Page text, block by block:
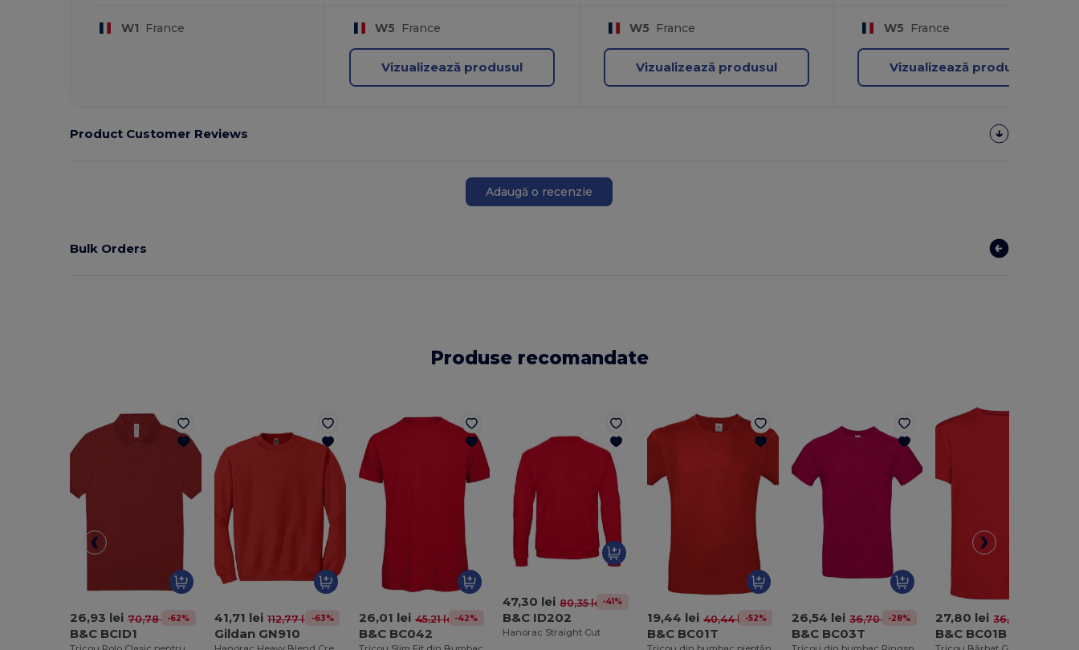
W1 France W5 France
Vizualizează produsul
W5 France
Vizualizează produsul
W5 France
Vizualizează produsul
Product Customer Reviews
Adaugă o recenzie
Bulk Orders
Produse recomandate
26,93 lei 70,78 lei-62%
B&C BCID1
41,71 lei 112,77 lei-63%
Gildan GN910
26,01 lei 45,21 lei-42%
B&C BC042
47,30 lei 80,35 lei-41%
B&C ID202
Hanorac Straight Cut
19,44 lei 40,44 lei-52%
B&C BC01T
26,54 lei 36,70 lei-28%
B&C BC03T
27,80 lei 36,70 lei
B&C BC01B